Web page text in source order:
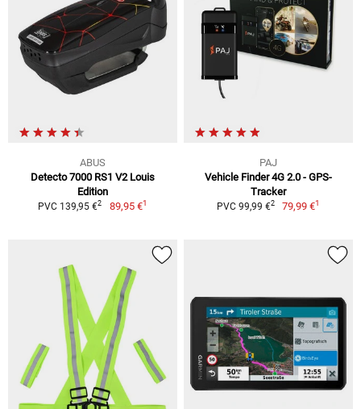
ABUS
Detecto 7000 RS1 V2 Louis
Edition
PVC 139,95 €2 89,95 €1
PAJ
Vehicle Finder 4G 2.0 - GPS-
Tracker
PVC 99,99 €2 79,99 €1